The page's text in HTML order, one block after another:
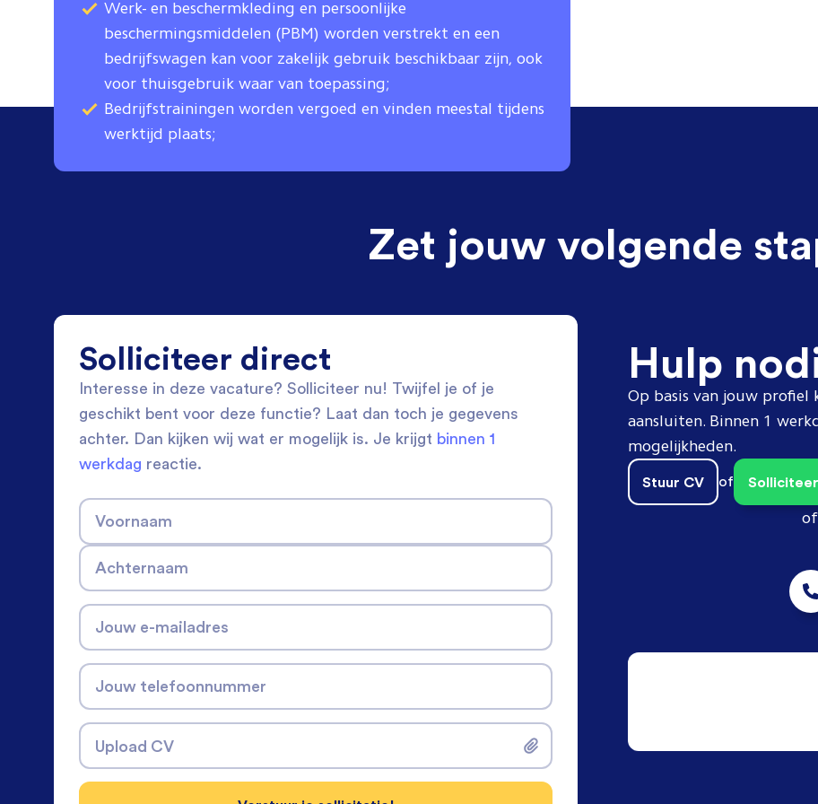
Werk- en beschermkleding en persoonlijke
beschermingsmiddelen (PBM) worden verstrekt en een
bedrijfswagen kan voor zakelijk gebruik beschikbaar zijn, ook
voor thuisgebruik waar van toepassing;
Bedrijfstrainingen worden vergoed en vinden meestal tijdens
werktijd plaats;
Zet jouw volgende
Solliciteer direct
Interesse in deze vacature? Solliciteer nu! Twijfel je of je
geschikt bent voor deze functie? Laat dan toch je gegevens
achter. Dan kijken wij wat er mogelijk is. Je krijgt binnen 1
werkdag reactie.
Voornaam
Achternaam
Jouw e-mailadres
Jouw telefoonnummer
Upload CV
Hulp
Op basis van jouw profiel
aansluiten. Binnen 1
mogelijkheden.
Stuur CV of